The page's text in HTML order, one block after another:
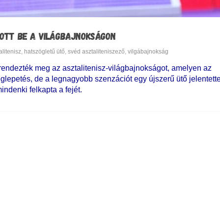
BE A VILÁGBAJNOKSÁGON
, hatszögletű ütő, svéd asztaliteniszező, vilgábajnokság
meg az asztalitenisz-világbajnokságot, amelyen az
de a legnagyobb szenzációt egy újszerű ütő
felkapta a fejét.